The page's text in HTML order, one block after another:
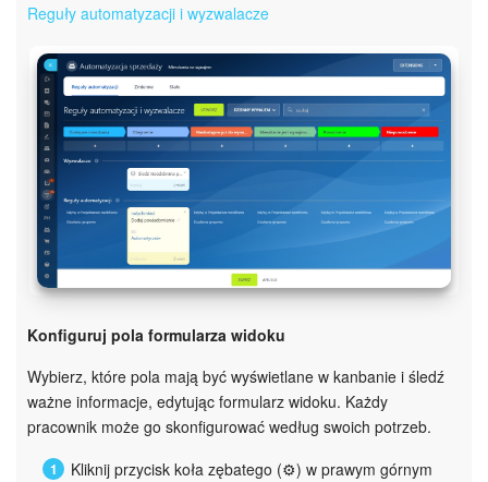
Reguły automatyzacji i wyzwalacze
Konfiguruj pola formularza widoku
Wybierz, które pola mają być wyświetlane w kanbanie i śledź
ważne informacje, edytując formularz widoku. Każdy
pracownik może go skonfigurować według swoich potrzeb.
Kliknij przycisk koła zębatego (⚙️) w prawym górnym